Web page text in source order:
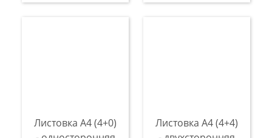
Листовка А4 (4+0)
Листовка А4 (4+4)